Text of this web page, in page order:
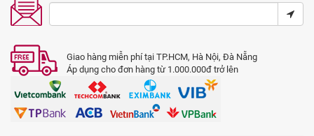
Giao hàng miễn phí tại TP.HCM, Hà Nội, Đà Nẵng
Áp dụng cho đơn hàng từ 1.000.000đ trở lên